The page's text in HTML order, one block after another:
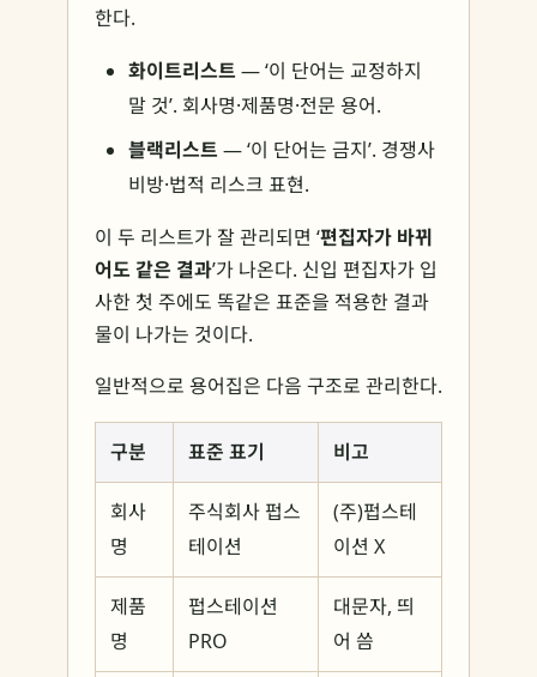
한다.
화이트리스트 — ‘이 단어는 교정하지
말 것’. 회사명·제품명·전문 용어.
블랙리스트 — ‘이 단어는 금지’. 경쟁사
비방·법적 리스크 표현.
이 두 리스트가 잘 관리되면 ‘편집자가 바뀌
어도 같은 결과’가 나온다. 신입 편집자가 입
사한 첫 주에도 똑같은 표준을 적용한 결과
물이 나가는 것이다.
일반적으로 용어집은 다음 구조로 관리한다.
구분 표준 표기 비고
회사
명
주식회사 펍스
테이션
(주)펍스테
이션 X
제품
명
펍스테이션
PRO
대문자, 띄
어 씀